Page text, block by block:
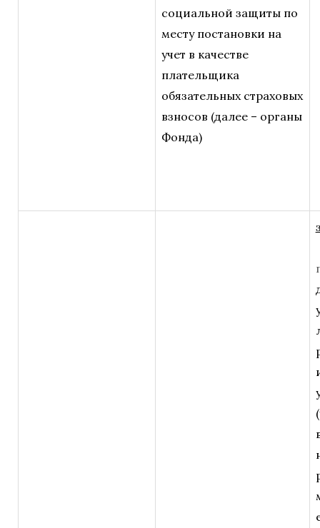
социальной защиты по
месту постановки на
учет в качестве
плательщика
обязательных страховых
взносов (далее – органы
Фонда)